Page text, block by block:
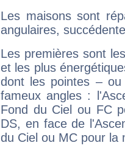
Les maisons sont
angulaires,
Les premières sont
et les plus
dont les pointes –
fameux angles :
Fond du Ciel ou FC
DS, en face de
du Ciel ou MC pour la